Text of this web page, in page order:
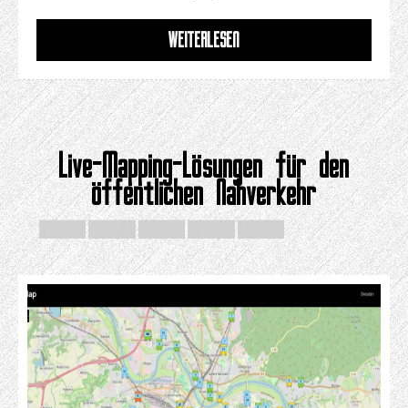
WEITERLESEN
Live-Mapping-Lösungen für den
öffentlichen Nahverkehr